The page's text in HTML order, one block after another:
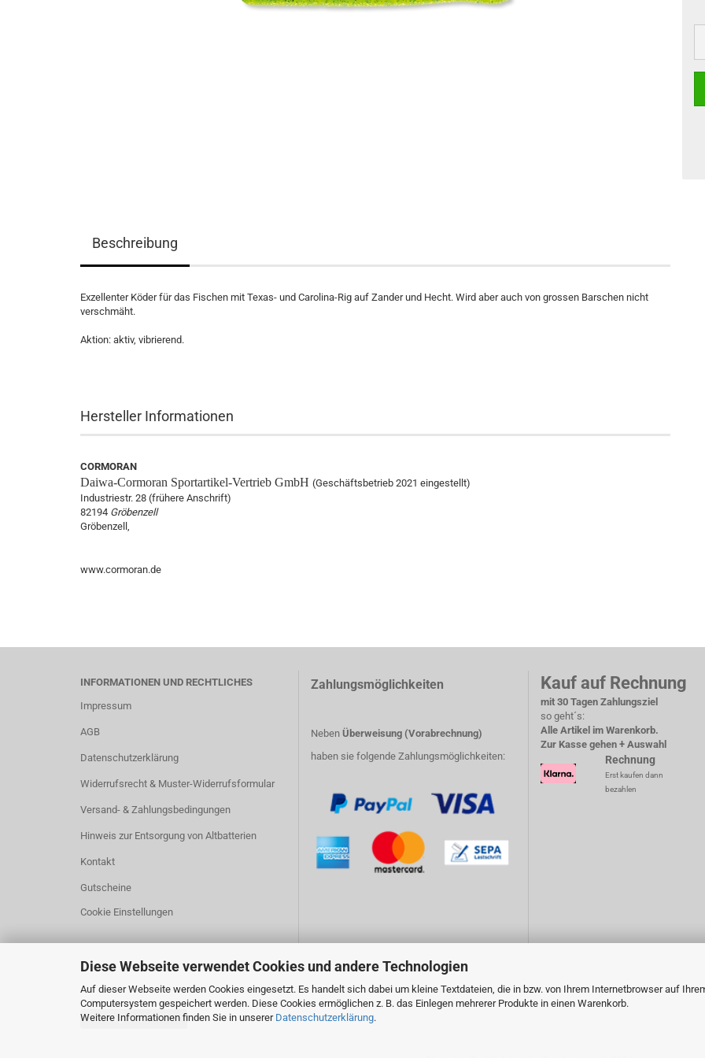
Diese Webseite verwendet Cookies und andere Technologien
Auf dieser Webseite werden Cookies eingesetzt. Es handelt sich dabei um kleine Textdateien, die in bzw. von Ihrem Internetbrowser auf
Computersystem gespeichert werden. Diese Cookies ermöglichen z. B. das Einlegen mehrerer Produkte in einen Warenkorb.
Weitere Informationen finden Sie in unserer Datenschutzerklärung.
Beschreibung
Exzellenter Köder für das Fischen mit Texas- und Carolina-Rig auf Zander und Hecht. Wird aber auch von grossen Barschen nicht
verschmäht.
Aktion: aktiv, vibrierend.
Hersteller Informationen
CORMORAN
Daiwa-Cormoran Sportartikel-Vertrieb GmbH (Geschäftsbetrieb 2021 eingestellt)
Industriestr. 28 (frühere Anschrift)
82194 Gröbenzell
Gröbenzell,
www.cormoran.de
INFORMATIONEN UND RECHTLICHES
Impressum
AGB
Datenschutzerklärung
Widerrufsrecht & Muster-Widerrufsformular
Versand- & Zahlungsbedingungen
Hinweis zur Entsorgung von Altbatterien
Kontakt
Gutscheine
Cookie Einstellungen
Zahlungsmöglichkeiten
NebenÜberweisung (Vorabrechnung)
haben sie folgende Zahlungsmöglichkeiten:
Kauf auf Rechnung
mit 30 Tagen Zahlungsziel
so geht´s:
Alle Artikel im Warenkorb.
Zur Kasse gehen + Auswahl
Rechnung
Erst kaufen dann
bezahlen
Vertrag widerrufen